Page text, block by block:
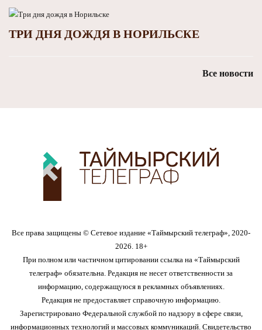
ТРИ ДНЯ ДОЖДЯ В НОРИЛЬСКЕ
Все новости
Все права защищены © Сетевое издание «Таймырский телеграф», 2020-
2026. 18+
При полном или частичном цитировании ссылка на «Таймырский
телеграф» обязательна. Редакция не несет ответственности за
информацию, содержащуюся в рекламных объявлениях.
Редакция не предоставляет справочную информацию.
Зарегистрировано Федеральной службой по надзору в сфере связи,
информационных технологий и массовых коммуникаций. Свидетельство